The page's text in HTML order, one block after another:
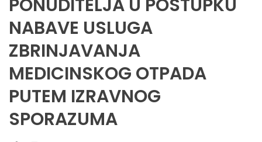
PONUDITELJA U POSTUPKU
NABAVE USLUGA
ZBRINJAVANJA
MEDICINSKOG OTPADA
PUTEM IZRAVNOG
SPORAZUMA